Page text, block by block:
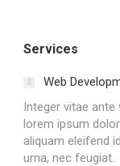
Services
Web
Integer vitae
lorem ipsum
aliquam eleifend
urna, nec feugiat.